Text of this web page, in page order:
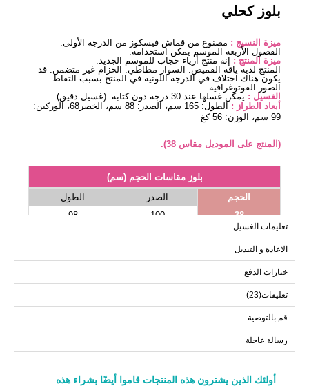
بلوز كحلي
ميزة النسيج : مصنوع من قماش فيسكوز من الدرجة الأولى.
الفصول الأربعة الموسم يمكن استخدامه.
ميزة المنتج : إنه منتج أزياء حجاب للموسم الجديد.
المنتج لديه ياقة القميص. السوار مطاطي. الحزام غير متضمن. قد
يكون هناك اختلاف في الدرجة اللونية في المنتج بسبب التقاط
الصور الفوتوغرافية.
الغسيل : يمكن غسلها عند 30 درجة دون كتابة. (غسيل دقيق)
أبعاد الطراز :
الطول: 165 سم، الصدر: 88 سم، الخصر68، الوركين:
99 سم، الوزن: 56 كغ
(المنتج على الموديل مقاس 38).
بلوز مقاسات الحجم (سم)
الحجم
الصدر
الطول
38
100
98
40
42
46
114
98
48
116
98
تعليمات الغسيل
الاعادة و التبديل
خيارات الدفع
تعليقات(23)
قم بالتوصية
رسالة عاجلة
أولئك الذين يشترون هذه المنتجات قاموا أيضًا بشراء هذه